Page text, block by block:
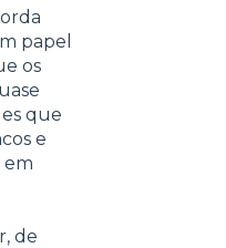
papel
os
que
e
em
de